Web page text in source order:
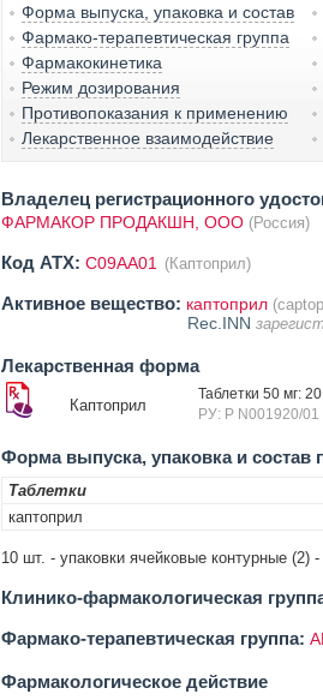
Форма выпуска, упаковка и состав
Фармако-терапевтическая группа
Фармакокинетика
Режим дозирования
Противопоказания к применению
Лекарственное взаимодействие
Владелец регистрационного
ФАРМАКОР ПРОДАКШН, ООО (Россия)
Код ATX: C09AA01 (Каптоприл)
Активное вещество: каптоприл
Rec.INN
Лекарственная форма
Каптоприл
Таблетки 50 мг:
РУ: Р N001920/01
Форма выпуска, упаковка и состав
Таблетки
каптоприл
10 шт. - упаковки ячейковые контурные (2)
Клинико-фармакологическая
Фармако-терапевтическая группа:
Фармакологическое действие